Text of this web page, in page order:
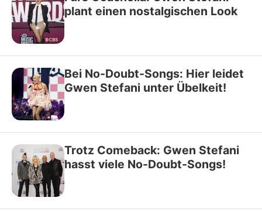
plant einen nostalgischen Look
Bei No-Doubt-Songs: Hier leidet
Gwen Stefani unter Übelkeit!
Trotz Comeback: Gwen Stefani
hasst viele No-Doubt-Songs!